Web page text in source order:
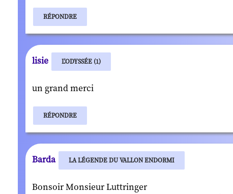
RÉPONDRE
lisie L'ODYSSÉE (1)
un grand merci
RÉPONDRE
Barda LA LÉGENDE DU VALLON ENDORMI
Bonsoir Monsieur Luttringer